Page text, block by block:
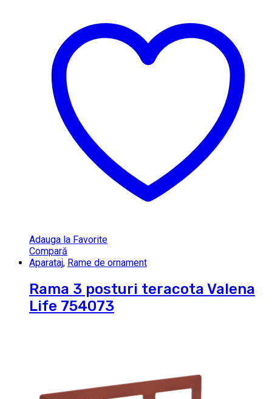
Adauga la Favorite
Compară
Aparataj, Rame de ornament
Rama 3 posturi teracota Valena
Life 754073